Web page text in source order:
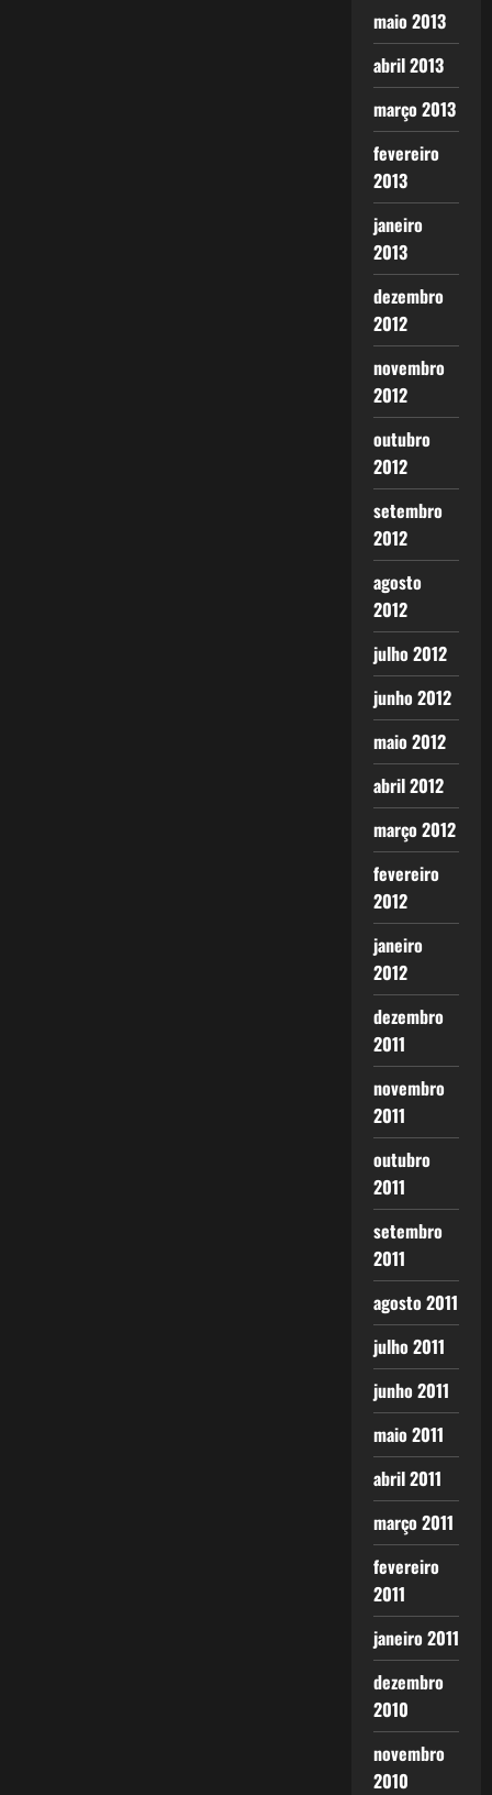
maio 2013
abril 2013
março 2013
fevereiro
2013
janeiro
2013
dezembro
2012
novembro
2012
outubro
2012
setembro
2012
agosto
2012
julho 2012
junho 2012
maio 2012
abril 2012
março 2012
fevereiro
2012
janeiro
2012
dezembro
2011
novembro
2011
outubro
2011
setembro
2011
agosto 2011
julho 2011
junho 2011
maio 2011
abril 2011
março 2011
fevereiro
2011
janeiro 2011
dezembro
2010
novembro
2010